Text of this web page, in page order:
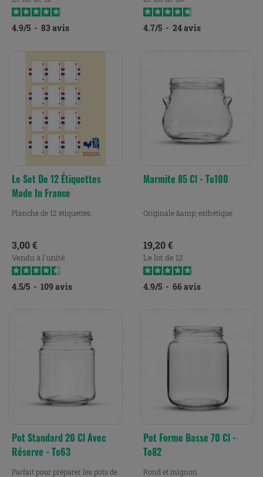
4.9/5 - 83 avis 4.7/5 - 24avis
Le Set De 12 Étiquettes
Made In France
Planche de 12 étiquettes.
Prix
3,00 €
Vendu à l'unité
4.5/5 - 109 avis
Marmite 85 Cl - To100
Originale &amp; esthétique
Prix
19,20 €
Le lot de 12
4.9/5 - 66avis
Pot Standard 20 Cl Avec
Réserve - To63
Parfait pour préparer les pots de
Pot Forme Basse 70 Cl -
To82
Rond et mignon